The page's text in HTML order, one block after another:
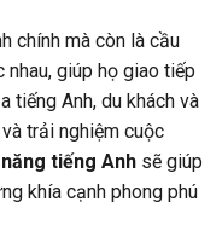
chính mà còn là cầu
giúp họ giao tiếp
tiếng Anh, du khách và
trải nghiệm cuộc
tiếng Anh sẽ giúp
khía cạnh phong phú